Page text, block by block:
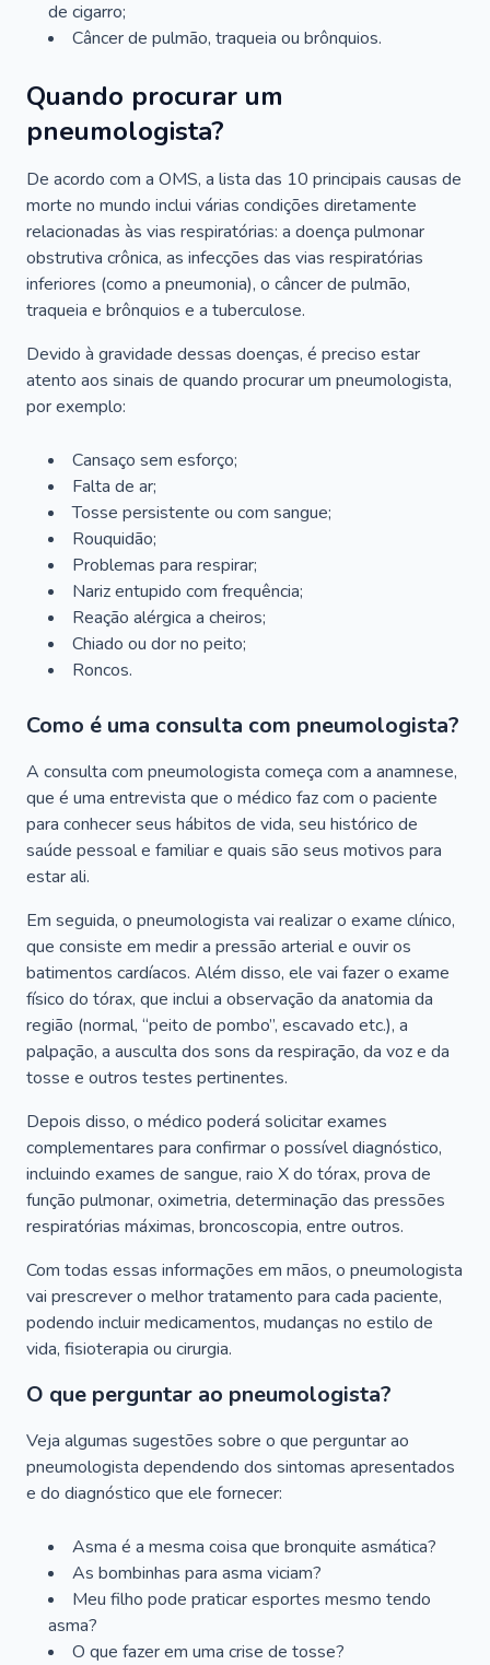
de cigarro;
Câncer de pulmão, traqueia ou brônquios.
Quando procurar um
pneumologista?
De acordo com a OMS, a lista das 10 principais causas de
morte no mundo inclui várias condições diretamente
relacionadas às vias respiratórias: a doença pulmonar
obstrutiva crônica, as infecções das vias respiratórias
inferiores (como a pneumonia), o câncer de pulmão,
traqueia e brônquios e a tuberculose.
Devido à gravidade dessas doenças, é preciso estar
atento aos sinais de quando procurar um pneumologista,
por exemplo:
Cansaço sem esforço;
Falta de ar;
Tosse persistente ou com sangue;
Rouquidão;
Problemas para respirar;
Nariz entupido com frequência;
Reação alérgica a cheiros;
Chiado ou dor no peito;
Roncos.
Como é uma consulta com pneumologista?
A consulta com pneumologista começa com a anamnese,
que é uma entrevista que o médico faz com o paciente
para conhecer seus hábitos de vida, seu histórico de
saúde pessoal e familiar e quais são seus motivos para
estar ali.
Em seguida, o pneumologista vai realizar o exame clínico,
que consiste em medir a pressão arterial e ouvir os
batimentos cardíacos. Além disso, ele vai fazer o exame
físico do tórax, que inclui a observação da anatomia da
região (normal, “peito de pombo”, escavado etc.), a
palpação, a ausculta dos sons da respiração, da voz e da
tosse e outros testes pertinentes.
Depois disso, o médico poderá solicitar exames
complementares para confirmar o possível diagnóstico,
incluindo exames de sangue, raio X do tórax, prova de
função pulmonar, oximetria, determinação das pressões
respiratórias máximas, broncoscopia, entre outros.
Com todas essas informações em mãos, o pneumologista
vai prescrever o melhor tratamento para cada paciente,
podendo incluir medicamentos, mudanças no estilo de
vida, fisioterapia ou cirurgia.
O que perguntar ao pneumologista?
Veja algumas sugestões sobre o que perguntar ao
pneumologista dependendo dos sintomas apresentados
e do diagnóstico que ele fornecer:
Asma é a mesma coisa que bronquite asmática?
As bombinhas para asma viciam?
Meu filho pode praticar esportes mesmo tendo
asma?
O que fazer em uma crise de tosse?